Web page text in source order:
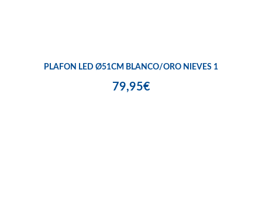
PLAFON LED Ø51CM BLANCO/ORO NIEVES 1
79,95€